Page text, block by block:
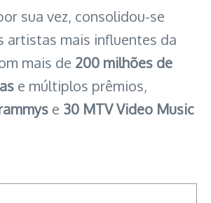
sua vez, consolidou-se
artistas mais influentes da
mais de 200 milhões de
e múltiplos prêmios,
e 30 MTV Video Music